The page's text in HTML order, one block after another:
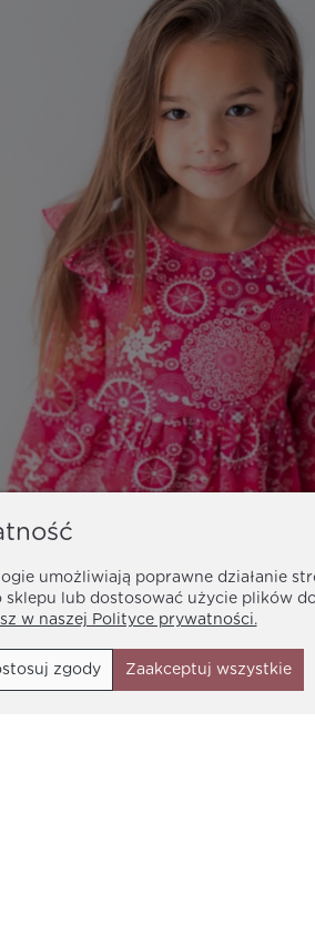
umożliwiają poprawne działanie
lub dostosować użycie plików
w naszej Polityce prywatności.
zgody Zaakceptuj wszystkie